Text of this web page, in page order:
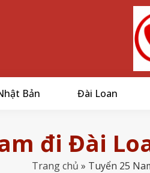
Bản Đài Loan
đi Đài
Trang chủ » Tuyển 25